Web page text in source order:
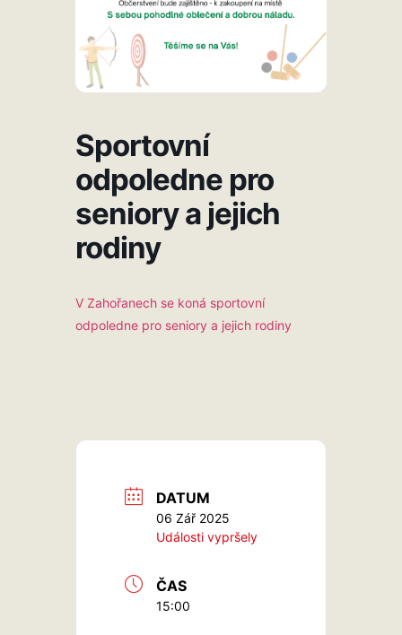
Sportovní
odpoledne pro
seniory a jejich
rodiny
V Zahořanech se koná sportovní
odpoledne pro seniory a jejich rodiny
DATUM
06 Zář 2025
Události vypršely
ČAS
15:00